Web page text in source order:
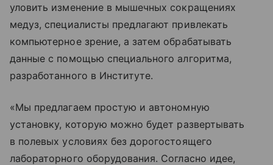
уловить изменение в мышечных сокращениях
медуз, специалисты предлагают привлекать
компьютерное зрение, а затем обрабатывать
данные с помощью специального алгоритма,
разработанного в Институте.
«Мы предлагаем простую и автономную
установку, которую можно будет развертывать
в полевых условиях без дорогостоящего
лабораторного оборудования. Согласно идее,